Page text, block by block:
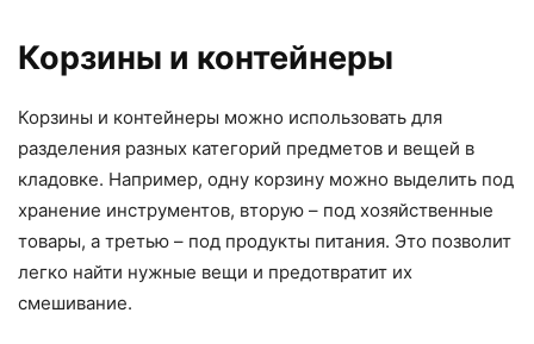
Корзины и контейнеры
Корзины и контейнеры можно использовать для
разделения разных категорий предметов и вещей в
кладовке. Например, одну корзину можно выделить под
хранение инструментов, вторую – под хозяйственные
товары, а третью – под продукты питания. Это позволит
легко найти нужные вещи и предотвратит их
смешивание.